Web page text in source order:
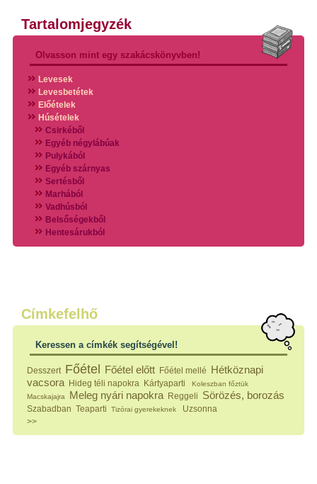
Tartalomjegyzék
Olvasson mint egy szakácskönyvben!
Levesek
Levesbetétek
Előételek
Húsételek
Csirkéből
Egyéb négylábúak
Pulykából
Egyéb szárnyas
Sertésből
Marhából
Vadhúsból
Belsőségekből
Hentesárukból
Vadszárnyasokból
Köretek
Klasszikus főzelékek
Zöldséges ételek
Hidegkonyhai készítmények
Főtt tészták
Zsiradékban sült tészták
Sütőben sült tészták
Mártások
Címkefelhő
Keressen a címkék segítségével!
Desszert Főétel Főétel előtt Főétel mellé Hétköznapi
vacsora Hideg téli napokra Kártyaparti
Koleszban főztük
Macskajajra
Meleg nyári napokra Reggeli Sörözés, borozás
Szabadban Teaparti Tizórai gyerekeknek
Uzsonna
>>